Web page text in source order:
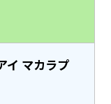
イ マカラプ